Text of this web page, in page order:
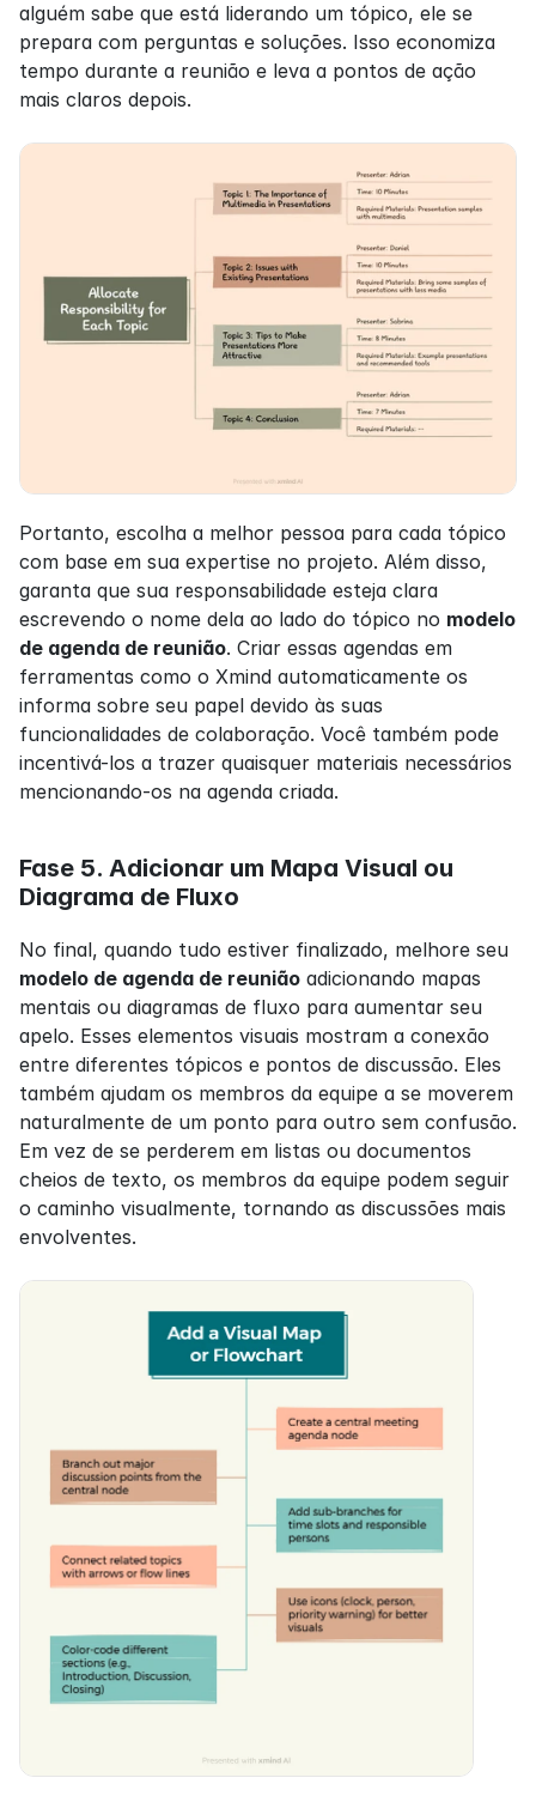
alguém sabe que está liderando um tópico, ele se
prepara com perguntas e soluções. Isso economiza
tempo durante a reunião e leva a pontos de ação
mais claros depois.
Portanto, escolha a melhor pessoa para cada tópico
com base em sua expertise no projeto. Além disso,
garanta que sua responsabilidade esteja clara
escrevendo o nome dela ao lado do tópico no modelo
de agenda de reunião. Criar essas agendas em
ferramentas como o Xmind automaticamente os
informa sobre seu papel devido às suas
funcionalidades de colaboração. Você também pode
incentivá-los a trazer quaisquer materiais necessários
mencionando-os na agenda criada.
Fase 5. Adicionar um Mapa Visual ou
Diagrama de Fluxo
modelo de agenda de reunião adicionando mapas
mentais ou diagramas de fluxo para aumentar seu
apelo. Esses elementos visuais mostram a conexão
entre diferentes tópicos e pontos de discussão. Eles
também ajudam os membros da equipe a se moverem
naturalmente de um ponto para outro sem confusão.
Em vez de se perderem em listas ou documentos
cheios de texto, os membros da equipe podem seguir
o caminho visualmente, tornando as discussões mais
envolventes.